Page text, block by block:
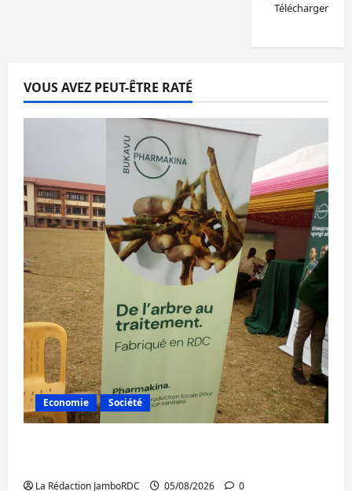
Télécharger
VOUS AVEZ PEUT-ÊTRE RATÉ
Economie Société
La Rédaction JamboRDC 05/08/2026 0